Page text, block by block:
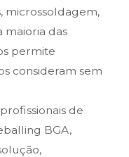
microssoldagem,
maioria das
permite
consideram sem
de
BGA,